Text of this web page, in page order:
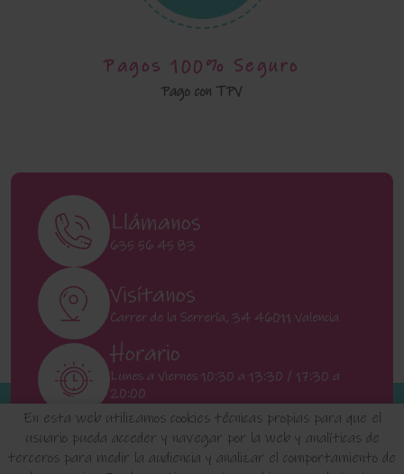
Pagos 100% Seguro
Pago con TPV
En esta web utilizamos cookies técnicas propias para que el
usuario pueda acceder y navegar por la web y analíticas de
terceros para medir la audiencia y analizar el comportamiento de
Llámanos
635 56 45 83
Visítanos
Carrer de la Serrería, 34 46011 Valencia
Horario
Lunes a Viernes 10:30 a 13:30 / 17:30 a
20:00
Sábados 11:00 a 13:00